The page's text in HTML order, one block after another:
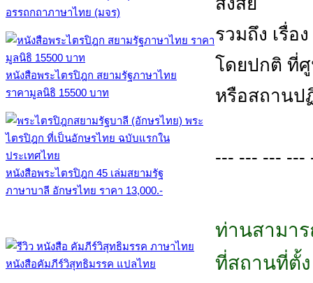
อรรถกถาภาษาไทย (มจร)
หนังสือพระไตรปิฎก สยามรัฐภาษาไทย
ราคามูลนิธิ 15500 บาท
หนังสือพระไตรปิฎก 45 เล่มสยามรัฐ
ภาษาบาลี อักษรไทย ราคา 13,000.-
หนังสือคัมภีร์วิสุทธิมรรค แปลไทย
รวมถึง เรื่อ
โดยปกติ ที่
หรือสถานป
--- --- --- ---
ท่านสามา
ที่สถานที่ตั้